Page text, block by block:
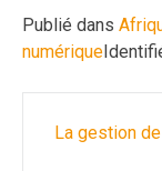
Publié dans
numérique
Navigation
La gestion